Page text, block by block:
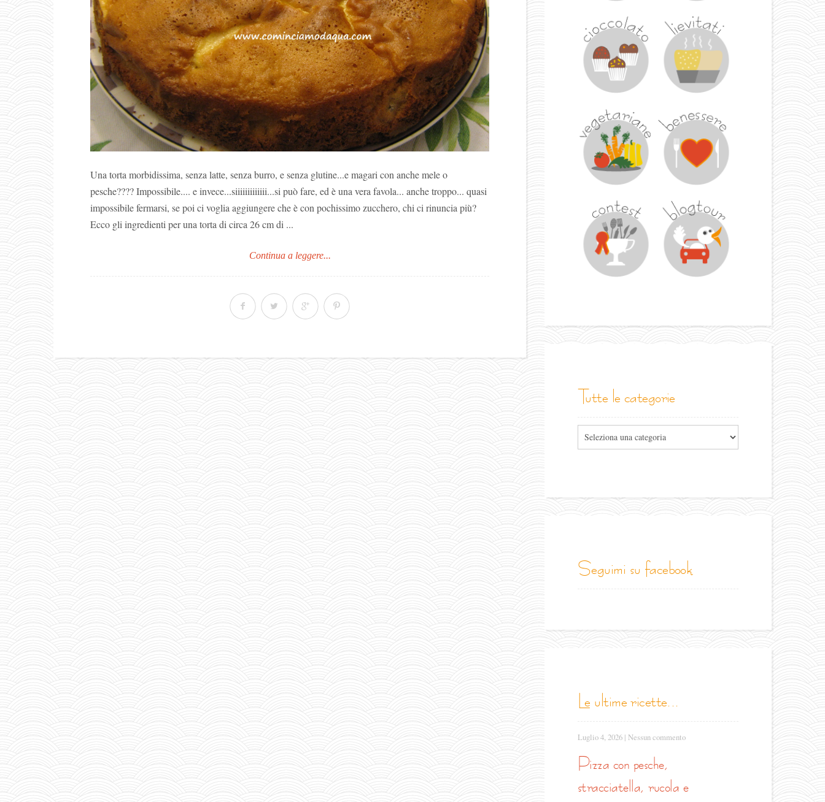
Una torta morbidissima, senza latte, senza burro, e senza glutine...e magari con anche mele o
pesche???? Impossibile.... e invece...siiiiiiiiiiiii...si può fare, ed è una vera favola... anche troppo... quasi
impossibile fermarsi, se poi ci voglia aggiungere che è con pochissimo zucchero, chi ci rinuncia più?
Ecco gli ingredienti per una torta di circa 26 cm di ...
Continua a leggere...
tutte le categorie
seguimi su facebook
le ultime ricette...
Luglio 4, 2026 | Nessun commento
pizza con pesche,
stracciatella, rucola e